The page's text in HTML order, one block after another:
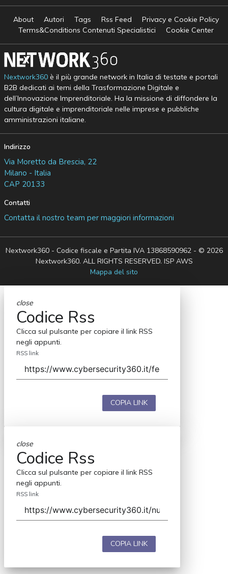
About Autori Tags Rss Feed
Privacy e Cookie Policy
Terms&Conditions Contenuti Specialistici
Cookie Center
Nextwork360è il più grande network in Italia di testate e portali
B2B dedicati ai temi della Trasformazione Digitale e
dell’Innovazione Imprenditoriale. Ha la missione di diffondere la
cultura digitale e imprenditoriale nelle imprese e pubbliche
amministrazioni italiane.
Indirizzo
Via Moretto da Brescia, 22
Milano - Italia
CAP 20133
Contatti
Contatta il nostro team per maggiori informazioni
Nextwork360 - Codice fiscale e Partita IVA 13868590962 - © 2026
Nextwork360. ALL RIGHTS RESERVED. ISP AWS
Mappa del sito
close
Codice Rss
Clicca sul pulsante per copiare il link RSS
negli appunti.
RSS link
COPIA LINK
close
Codice Rss
Clicca sul pulsante per copiare il link RSS
negli appunti.
RSS link
COPIA LINK